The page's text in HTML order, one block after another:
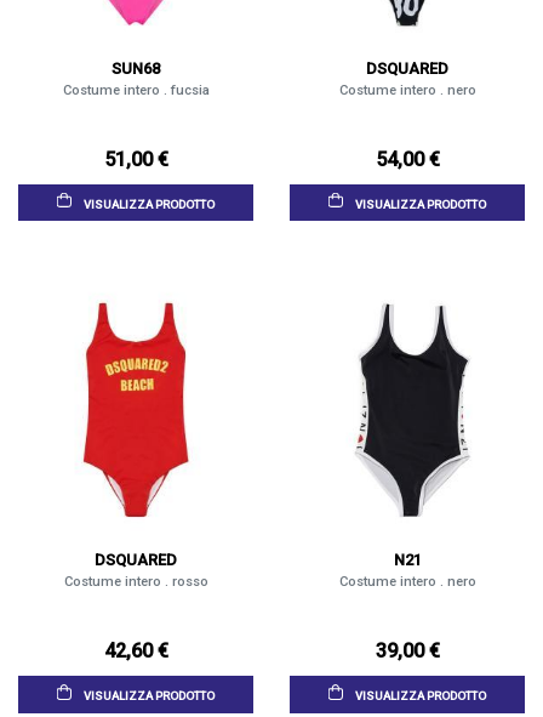
SUN68
Costume intero . fucsia
51,00 €
VISUALIZZA PRODOTTO
DSQUARED
Costume intero . nero
54,00 €
VISUALIZZA PRODOTTO
DSQUARED
Costume intero . rosso
42,60 €
VISUALIZZA PRODOTTO
N21
Costume intero . nero
39,00 €
VISUALIZZA PRODOTTO